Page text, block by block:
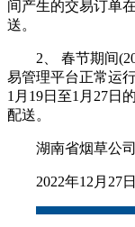
间产生的交易订单
送。
2、 春节期间
易管理平台正常运
1月19日至1月27日
配送。
湖南省烟草公
2022年12月27日